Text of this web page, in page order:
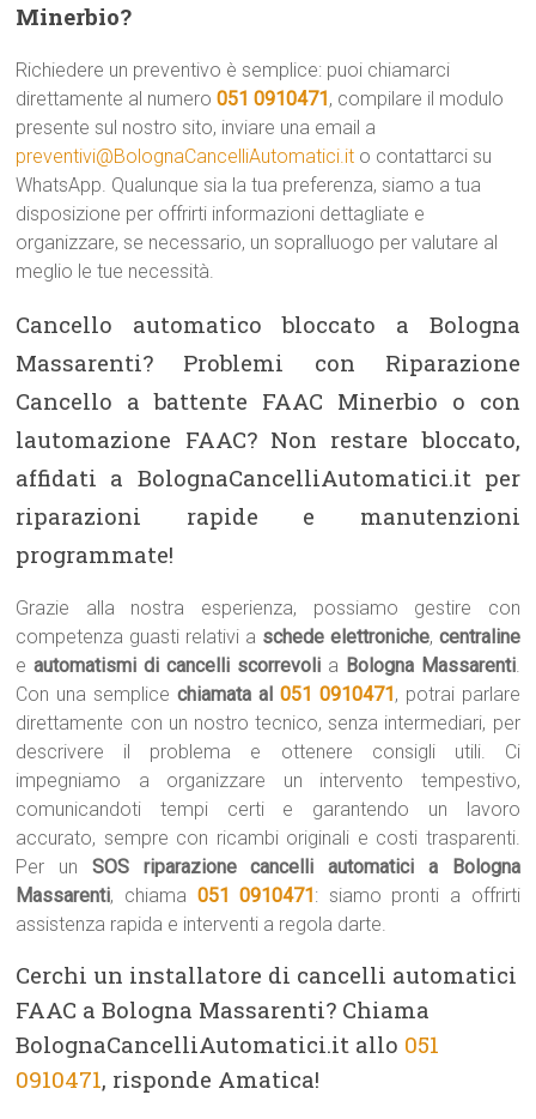
Minerbio?
Richiedere un preventivo è semplice: puoi chiamarci
direttamente al numero051 0910471, compilare il modulo
presente sul nostro sito, inviare una email a
preventivi@BolognaCancelliAutomatici.it o contattarci su
WhatsApp. Qualunque sia la tua preferenza, siamo a tua
disposizione per offrirti informazioni dettagliate e
organizzare, se necessario, un sopralluogo per valutare al
meglio le tue necessità.
Cancello automatico bloccato a Bologna
Massarenti? Problemi con Riparazione
Cancello a battente FAAC Minerbio o con
lautomazione FAAC? Non restare bloccato,
affidati a BolognaCancelliAutomatici.it per
riparazioni rapide e manutenzioni
programmate!
Grazie alla nostra esperienza, possiamo gestire con
competenza guasti relativi a schede elettroniche, centraline
eautomatismi di cancelli scorrevolia Bologna Massarenti.
Con una semplicechiamata al 051 0910471, potrai parlare
direttamente con un nostro tecnico, senza intermediari, per
descrivere il problema e ottenere consigli utili. Ci
impegniamo a organizzare un intervento tempestivo,
comunicandoti tempi certi e garantendo un lavoro
accurato, sempre con ricambi originali e costi trasparenti.
Per un SOS riparazione cancelli automatici a Bologna
Massarenti, chiama 051 0910471: siamo pronti a offrirti
assistenza rapida e interventi a regola darte.
Cerchi un installatore di cancelli automatici
FAAC a Bologna Massarenti? Chiama
BolognaCancelliAutomatici.it allo 051
0910471, risponde Amatica!